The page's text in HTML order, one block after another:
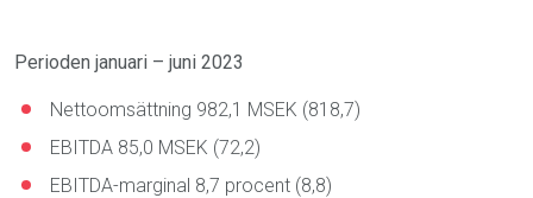
Perioden januari – juni 2023
Nettoomsättning 982,1 MSEK (818,7)
EBITDA 85,0 MSEK (72,2)
EBITDA-marginal 8,7 procent (8,8)